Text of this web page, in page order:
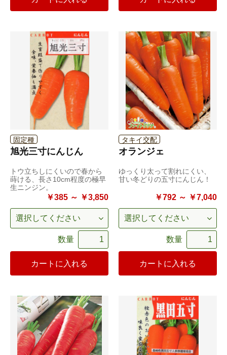
固定種
旭光三寸にんじん
トウ立ちしにくいので春から
蒔ける、長さ10cm程度の極早
生ニンジン。
￥385 ～ ￥3,850
数量
カートに入れる
タキイ交配
オランジェ
ゆっくり太って割れにくい、
甘い冬どりの五寸にんじん！
￥792 ～ ￥7,040
数量
カートに入れる